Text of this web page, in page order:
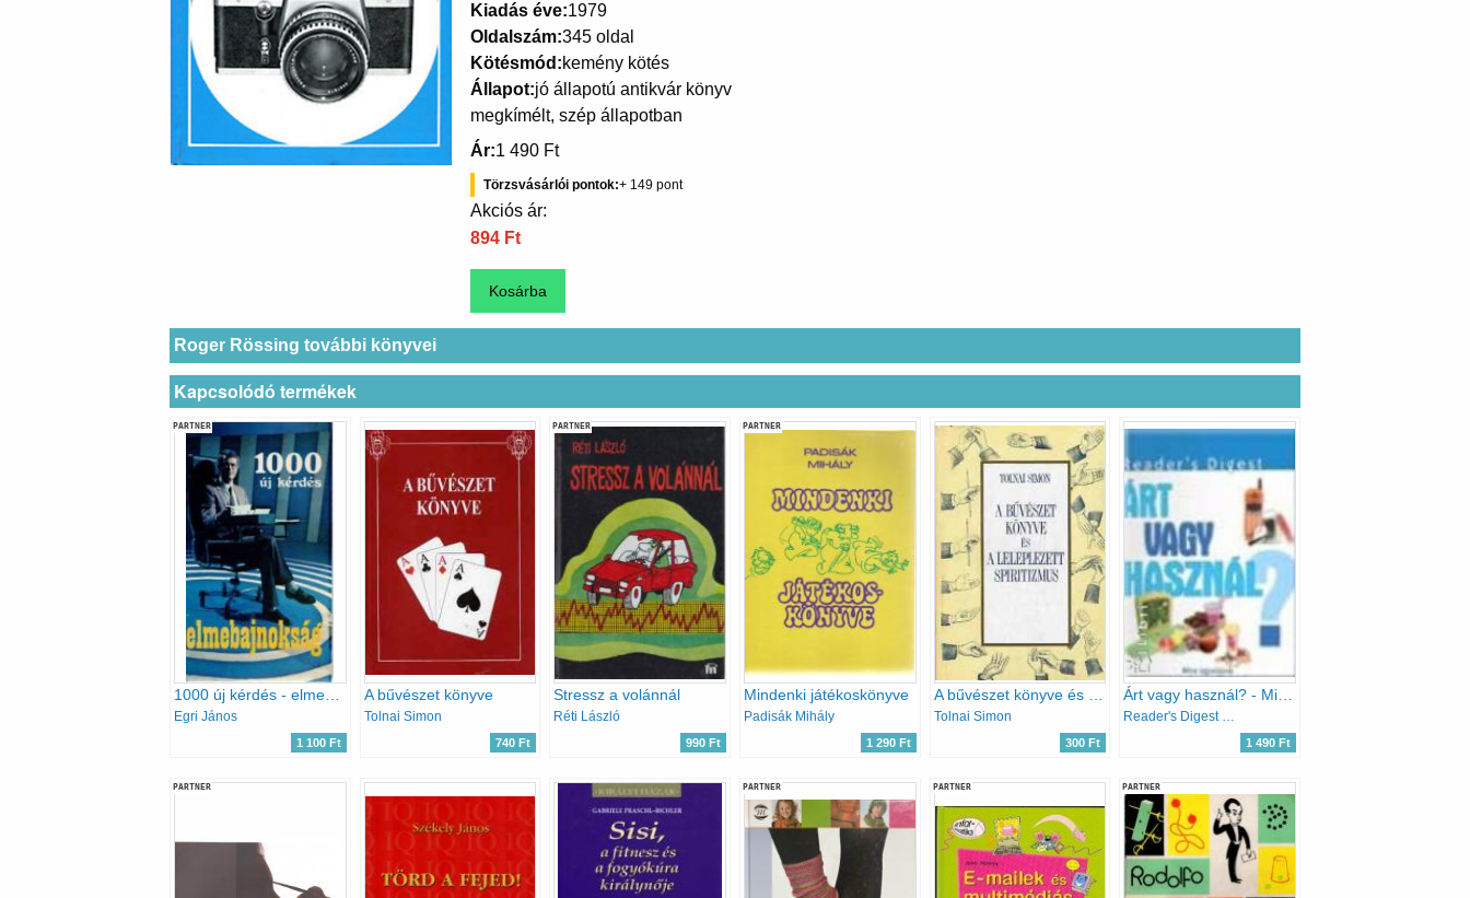
Kiadás éve 1979
Oldalszám 345 oldal
Kötésmód kemény kötés
Állapot jó állapotú antikvár könyv
megkímélt, szép állapotban
Ár 1 490 Ft
Törzsvásárlói pontok 149
Akciós ár:
894 Ft
Roger Rössing további könyvei
Kapcsolódó termékek
PARTNER
1000 új kérdés - elmebajnokság
Egri János
1 100 Ft
A bűvészet könyve
Tolnai Simon
740 Ft
PARTNER
Stressz a volánnál
Réti László
990 Ft
PARTNER
Mindenki játékoskönyve
Padisák Mihály
1 290 Ft
A bűvészet könyve és a leleplezett spiritizmus
Tolnai Simon
300 Ft
Árt vagy használ? - Mire ügyeljünk a mindennapi életben
Reader's Digest Kiadó Kft.
1 490 Ft
PARTNER PARTNER PARTNER PARTNER